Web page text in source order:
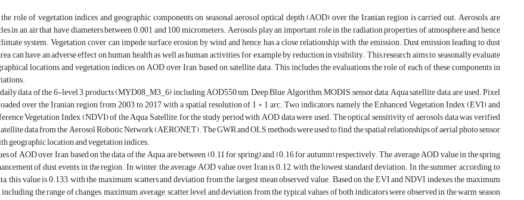
role of vegetation indices and geographic components on seasonal aerosol optical depth (AOD) over the Iranian region is carried out. Aerosols are
in an air that have diameters between 0.001 and 100 micrometers. Aerosols play an important role in the radiation properties of atmosphere and hence
system. Vegetation cover can impede surface erosion by wind and hence, has a close relationship with the emission. Dust emission leading to dust
can have an adverse effect on human health as well as human activities, for example by reduction in visibility. This research aims to seasonally evaluate
locations and vegetation indices on AOD over Iran, based on satellite data. This includes the evaluations the role of each of these components in
data of the 6-level 3 products (MYD08_M3_6) including AOD550 nm, Deep Blue Algorithm, MODIS sensor data, Aqua satellite data, are used. Pixel
over the Iranian region from 2003 to 2017 with a spatial resolution of 1 × 1 arc. Two indicators, namely the Enhanced Vegetation Index (EVI) and
Vegetation Index (NDVI) of the Aqua Satellite, for the study period with AOD data were used. The optical sensitivity of aerosols data was verified
data from the Aerosol Robotic Network (AERONET). The GWR and OLS methods were used to find the spatial relationships of aerial photo sensor
geographic location and vegetation indices.
of AOD over Iran, based on the data of the Aqua, are between (0.11 for spring) and (0.16 for autumn) respectively. The average AOD value in the spring
of dust events in the region. In winter, the average AOD value over Iran is 0.12, with the lowest standard deviation. In the summer, according to
this value is 0.133, with the maximum scatters and deviation from the largest mean observed value. Based on the EVI and NDVI indexes, the maximum
the range of changes, maximum, average, scatter level and deviation from the typical values of both indicators were observed in the warm season